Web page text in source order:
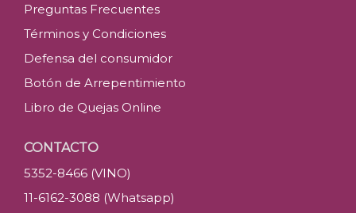
Preguntas Frecuentes
Términos y Condiciones
Defensa del consumidor
Botón de Arrepentimiento
Libro de Quejas Online
CONTACTO
5352-8466 (VINO)
11-6162-3088 (Whatsapp)